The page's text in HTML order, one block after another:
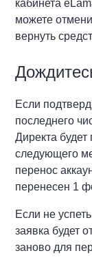
кабинета
можете
вернуть
Если
последнего
Директа
следующего
перенос
перенесен 1
Если не
заявка будет
заново для